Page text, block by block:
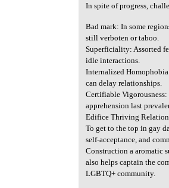
In spite of progress,
Bad mark: In some
still verboten or taboo.
Superficiality: Assorted
idle interactions.
Internalized
can delay relationships.
Certifiable
apprehension last
Edifice Thriving
To get to the top in gay
self-acceptance, and
Construction a aromatic
also helps captain the
LGBTQ+ community.